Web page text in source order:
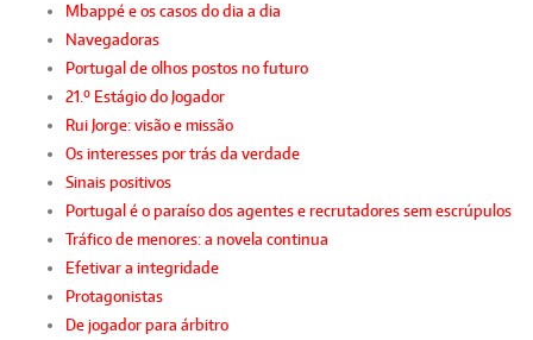
Mbappé e os casos do dia a dia
Navegadoras
Portugal de olhos postos no futuro
21.º Estágio do Jogador
Rui Jorge: visão e missão
Os interesses por trás da verdade
Sinais positivos
Portugal é o paraíso dos agentes e recrutadores sem escrúpulos
Tráfico de menores: a novela continua
Efetivar a integridade
Protagonistas
De jogador para árbitro